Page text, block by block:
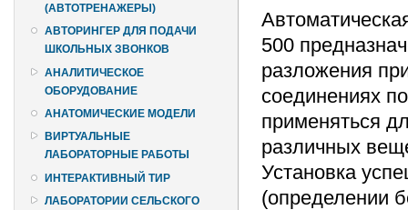
(АВТОТРЕНАЖЕРЫ)
АВТОРИНГЕР ДЛЯ ПОДАЧИ
ШКОЛЬНЫХ ЗВОНКОВ
АНАЛИТИЧЕСКОЕ
ОБОРУДОВАНИЕ
АНАТОМИЧЕСКИЕ МОДЕЛИ
ВИРТУАЛЬНЫЕ
ЛАБОРАТОРНЫЕ РАБОТЫ
ИНТЕРАКТИВНЫЙ ТИР
ЛАБОРАТОРИИ СЕЛЬСКОГО
500
разложения
соединениях
применяться
различных
Установка
(определении